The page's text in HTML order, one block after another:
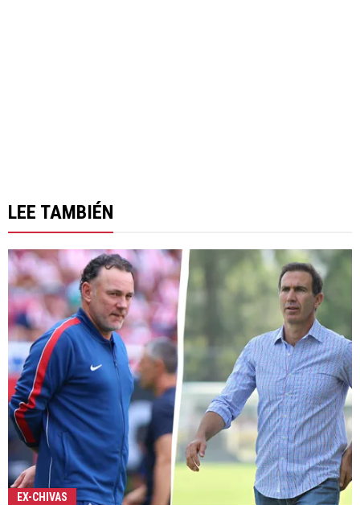
LEE TAMBIÉN
EX-CHIVAS